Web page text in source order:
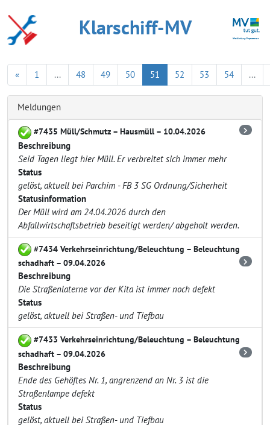
Klarschiff-MV
« 1 ... 48 49 50 51 52 53 54 ...
Meldungen
#7435 Müll/Schmutz – Hausmüll – 10.04.2026
Beschreibung
Seid Tagen liegt hier Müll. Er verbreitet sich immer mehr
Status
gelöst, aktuell bei Parchim - FB 3 SG Ordnung/Sicherheit
Statusinformation
Der Müll wird am 24.04.2026 durch den
Abfallwirtschaftsbetrieb beseitigt werden/ abgeholt werden.
#7434 Verkehrseinrichtung/Beleuchtung – Beleuchtung
schadhaft – 09.04.2026
Beschreibung
Die Straßenlaterne vor der Kita ist immer noch defekt
Status
gelöst, aktuell bei Straßen- und Tiefbau
#7433 Verkehrseinrichtung/Beleuchtung – Beleuchtung
schadhaft – 09.04.2026
Beschreibung
Ende des Gehöftes Nr. 1, angrenzend an Nr. 3 ist die
Straßenlampe defekt
Status
gelöst, aktuell bei Straßen- und Tiefbau